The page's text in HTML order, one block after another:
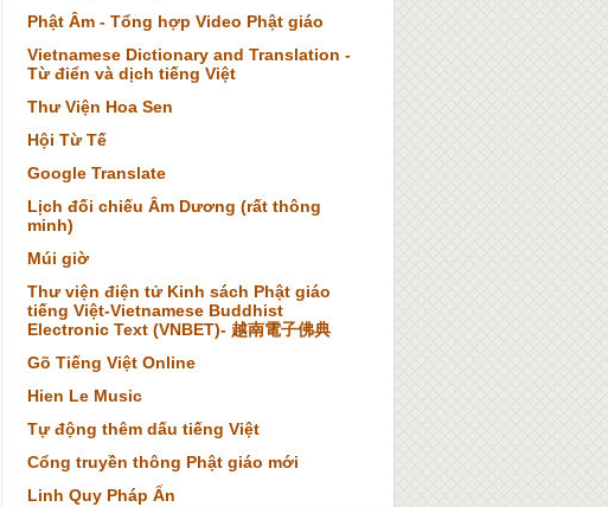
Phật Âm - Tổng hợp Video Phật giáo
Vietnamese Dictionary and Translation -
Từ điển và dịch tiếng Việt
Thư Viện Hoa Sen
Hội Từ Tế
Google Translate
Lịch đối chiếu Âm Dương (rất thông
minh)
Múi giờ
Thư viện điện tử Kinh sách Phật giáo
tiếng Việt-Vietnamese Buddhist
Electronic Text (VNBET)- 越南電子佛典
Gõ Tiếng Việt Online
Hien Le Music
Tự động thêm dấu tiếng Việt
Cổng truyền thông Phật giáo mới
Linh Quy Pháp Ấn